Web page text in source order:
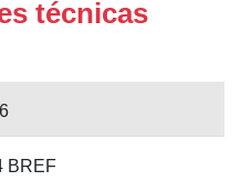
técnicas
BREF